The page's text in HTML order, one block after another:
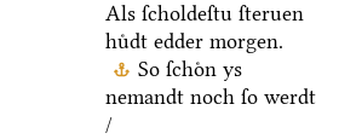
Als ſcholdeſtu ſteruen
huͤdt edder morgen.
So ſchoͤn ys
nemandt noch ſo werdt
/